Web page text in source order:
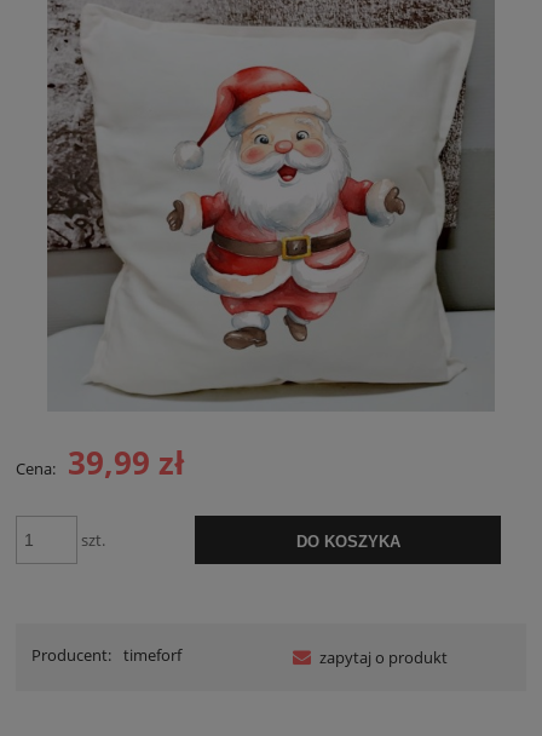
Cena: 39,99 zł
szt. DO KOSZYKA
Producent: timeforf zapytaj o produkt